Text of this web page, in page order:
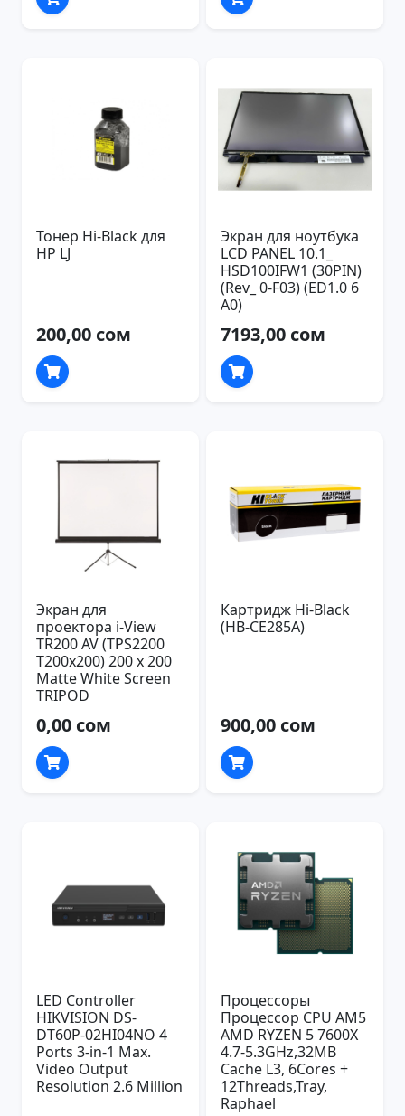
Тонер Hi-Black для
HP LJ
200,00 сом
Экран для ноутбука
LCD PANEL 10.1_
HSD100IFW1 (30PIN)
(Rev_ 0-F03) (ED1.0 6
A0)
7193,00 сом
Экран для
проектора i-View
TR200 AV (TPS2200
T200x200) 200 x 200
Matte White Screen
TRIPOD
0,00 сом
Картридж Hi-Black
(HB-CE285A)
900,00 сом
LED Controller
HIKVISION DS-
DT60P-02HI04NO 4
Ports 3-in-1 Max.
Video Output
Resolution 2.6 Million
Процессоры
Процессор CPU AM5
AMD RYZEN 5 7600X
4.7-5.3GHz,32MB
Cache L3, 6Cores +
12Threads,Tray,
Raphael